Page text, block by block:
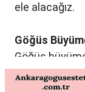
ele alacağız.
Göğüs
Göğüs
istedikleri
dengelemek